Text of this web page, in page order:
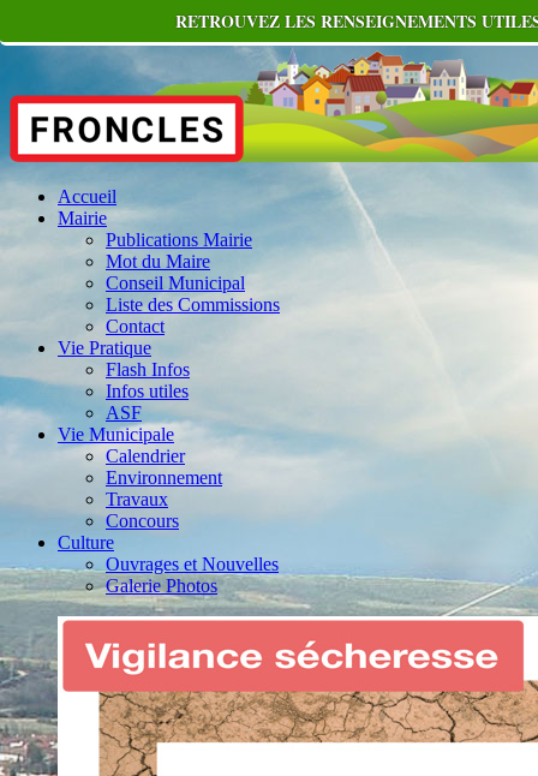
Accueil
Mairie
Publications Mairie
Mot du Maire
Conseil Municipal
Liste des Commissions
Contact
Vie Pratique
Flash Infos
Infos utiles
ASF
Vie Municipale
Calendrier
Environnement
Travaux
Concours
Culture
Ouvrages et Nouvelles
Galerie Photos
RETROUVEZ LES RENSEIGNEMENTS